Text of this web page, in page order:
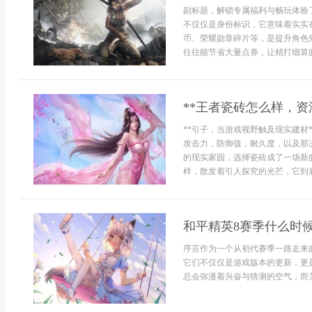
副标题，解锁专属福利与畅玩体
不仅仅是身份标识，它意味着实
币、荣耀勋章碎片等，是提升角
往往能节省大量点券，让精打细
**王者瓷砖怎么样，
**引子，当游戏视野触及现实建
攻击力，防御值，耐久度，以及
的现实家园，选择瓷砖成了一场
样，散发着引人探究的光芒，它
和平精英8赛季什么时
序言作为一个从初代赛季一路走
它们不仅仅是游戏版本的更新，
总会弥漫着兴奋与猜测的空气，而